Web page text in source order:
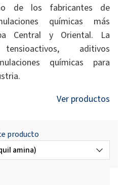
de los fabricantes de
químicas más
Central y Oriental. La
aditivos
químicas para
Ver productos
producto
amina)